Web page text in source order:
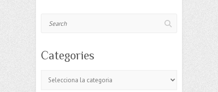
Categories